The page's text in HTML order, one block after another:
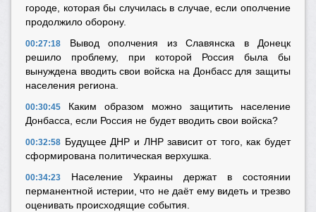
городе, которая бы случилась в случае, если ополчение
продолжило оборону.
00:27:18
Вывод ополчения из Славянска в Донецк
решило проблему, при которой Россия была бы
вынуждена вводить свои войска на Донбасс для защиты
населения региона.
00:30:45
Каким образом можно защитить население
Донбасса, если Россия не будет вводить свои войска?
00:32:58 Будущее ДНР и ЛНР зависит от того, как будет
сформирована политическая верхушка.
00:34:23 Население Украины держат в состоянии
перманентной истерии, что не даёт ему видеть и трезво
оценивать происходящие события.